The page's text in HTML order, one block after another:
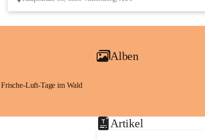
Alben
Frische-Luft-Tage im Wald
Artikel